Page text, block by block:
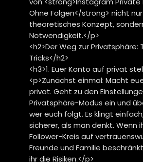
Ohne Folgen</strong> nicht
theoretisches Konzept,
Notwendigkeit.</p>
<h2>Der Weg zur Privatsphäre:
Tricks</h2>
<h3>1. Euer Konto auf privat
<p>Zunächst einmal: Macht
privat. Geht zu den
Privatsphäre-Modus ein und
wer euch folgt. Es klingt
sicherer, als man denkt. Wenn
Follower-Kreis auf
Freunde und Familie
ihr die Risiken.</p>